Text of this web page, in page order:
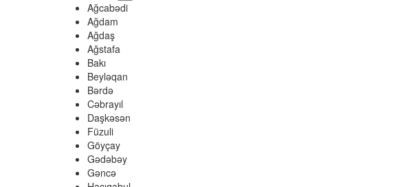
Ağcabədi
Ağdam
Ağdaş
Ağstafa
Bakı
Beyləqan
Bərdə
Cəbrayıl
Daşkəsən
Füzuli
Göyçay
Gədəbəy
Gəncə